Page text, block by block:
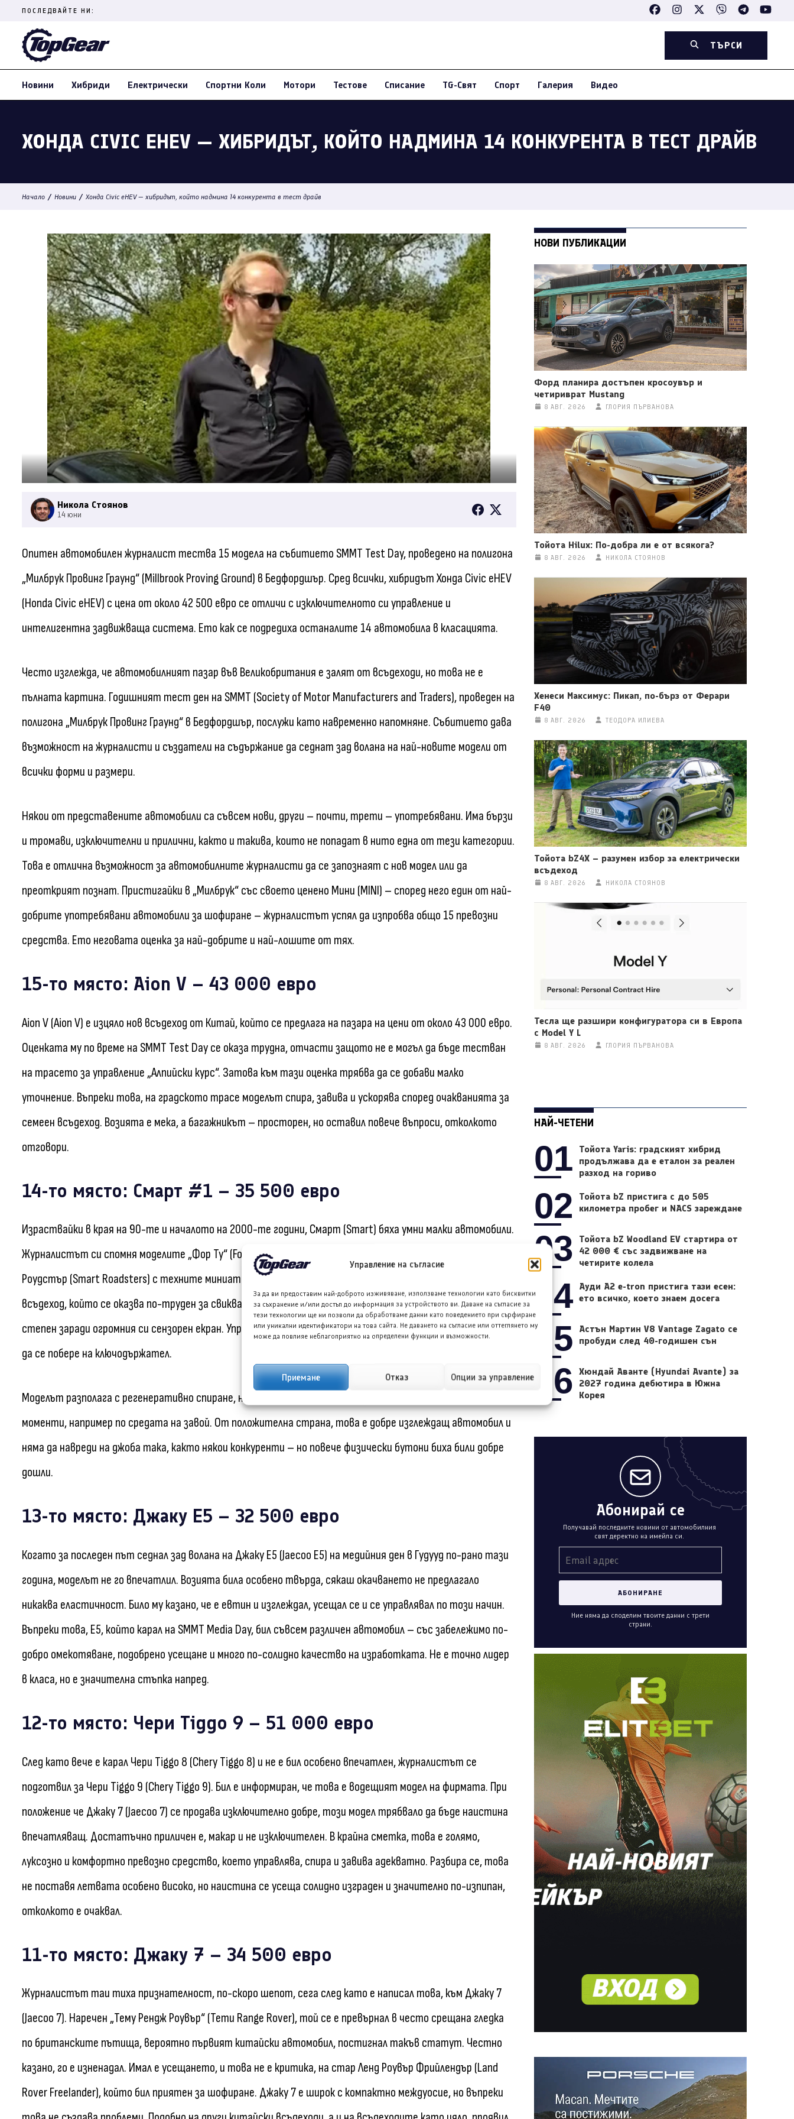
Управление на съгласие
За да ви предоставим най-доброто изживяване, използваме технологии като бисквитки
за съхранение и/или достъп до информация за устройството ви. Даване на съгласие за
тези технологии ще ни позволи да обработваме данни като поведението при сърфиране
или уникални идентификатори на това сайта. Не даването на съгласие или оттеглянето му
може да повлияе неблагоприятно на определени функции и възможности.
Приемане Отказ Опции за управление
content
(Press
ПОСЛЕДВАЙТЕ НИ:
ТЪРСИ
Новини Хибриди Електрически Спортни Коли Мотори Тестове Списание TG-Свят Спорт Галерия Видео
ХОНДА CIVIC EHEV — ХИБРИДЪТ, КОЙТО НАДМИНА 14 КОНКУРЕНТА В ТЕСТ ДРАЙВ
Начало / Новини / Хонда Civic eHEV — хибридът, който надмина 14 конкурента в тест драйв
Никола Стоянов
14 юни
Опитен автомобилен журналист тества 15 модела на събитието SMMT Test Day, проведено на полигона
„Милбрук Провинг Граунд“ (Millbrook Proving Ground) в Бедфордшър. Сред всички, хибридът Хонда Civic eHEV
(Honda Civic eHEV) с цена от около 42 500 евро се отличи с изключителното си управление и
интелигентна задвижваща система. Ето как се подредиха останалите 14 автомобила в класацията.
Често изглежда, че автомобилният пазар във Великобритания е залят от всъдеходи, но това не е
пълната картина. Годишният тест ден на SMMT (Society of Motor Manufacturers and Traders), проведен на
полигона „Милбрук Провинг Граунд“ в Бедфордшър, послужи като навременно напомняне. Събитието дава
възможност на журналисти и създатели на съдържание да седнат зад волана на най-новите модели от
всички форми и размери.
Някои от представените автомобили са съвсем нови, други – почти, трети – употребявани. Има бързи
и тромави, изключителни и прилични, както и такива, които не попадат в нито една от тези категории.
Това е отлична възможност за автомобилните журналисти да се запознаят с нов модел или да
преоткрият познат. Пристигайки в „Милбрук“ със своето ценено Мини (MINI) – според него един от най-
добрите употребявани автомобили за шофиране – журналистът успял да изпробва общо 15 превозни
средства. Ето неговата оценка за най-добрите и най-лошите от тях.
15-то място: Аion V – 43 000 евро
Аion V (Aion V) е изцяло нов всъдеход от Китай, който се предлага на пазара на цени от около 43 000 евро.
Оценката му по време на SMMT Test Day се оказа трудна, отчасти защото не е могъл да бъде тестван
на трасето за управление „Алпийски курс“. Затова към тази оценка трябва да се добави малко
уточнение. Въпреки това, на градското трасе моделът спира, завива и ускорява според очакванията за
семеен всъдеход. Возията е мека, а багажникът – просторен, но оставил повече въпроси, отколкото
отговори.
14-то място: Смарт #1 – 35 500 евро
Израствайки в края на 90-те и началото на 2000-те години, Смарт (Smart) бяха умни малки автомобили.
Журналистът си спомня моделите „Фор Ту“ (Four Two) и „Фор Фор“ (Four Four), както и красивите Смарт
Роудстър (Smart Roadsters) с техните миниатюрни двигатели. Този модел #1 е компактен електрически
всъдеход, който се оказва по-труден за свикване от конкурентните малки всъдеходи – до голяма
степен заради огромния си сензорен екран. Управлението също не е толкова приятно, а ключът не може
да се побере на ключодържател.
Моделът разполага с регенеративно спиране, но то се включва и изключва в най-неподходящите
моменти, например по средата на завой. От положителна страна, това е добре изглеждащ автомобил и
няма да навреди на джоба така, както някои конкуренти – но повече физически бутони биха били добре
дошли.
13-то място: Джаку E5 – 32 500 евро
Когато за последен път седнал зад волана на Джаку E5 (Jaecoo E5) на медийния ден в Гудууд по-рано тази
година, моделът не го впечатлил. Возията била особено твърда, сякаш окачването не предлагало
никаква еластичност. Било му казано, че е евтин и изглеждал, усещал се и се управлявал по този начин.
Въпреки това, E5, който карал на SMMT Media Day, бил съвсем различен автомобил – със забележимо по-
добро омекотяване, подобрено усещане и много по-солидно качество на изработката. Не е точно лидер
в класа, но е значителна стъпка напред.
12-то място: Чери Tiggo 9 – 51 000 евро
След като вече е карал Чери Tiggo 8 (Chery Tiggo 8) и не е бил особено впечатлен, журналистът се
подготвил за Чери Tiggo 9 (Chery Tiggo 9). Бил е информиран, че това е водещият модел на фирмата. При
положение че Джаку 7 (Jaecoo 7) се продава изключително добре, този модел трябвало да бъде наистина
впечатляващ. Достатъчно приличен е, макар и не изключителен. В крайна сметка, това е голямо,
луксозно и комфортно превозно средство, което управлява, спира и завива адекватно. Разбира се, това
не поставя летвата особено високо, но наистина се усеща солидно изграден и значително по-изпипан,
отколкото е очаквал.
11-то място: Джаку 7 – 34 500 евро
Журналистът таи тиха признателност, по-скоро шепот, сега след като е написал това, към Джаку 7
(Jaecoo 7). Наречен „Тему Рендж Роувър“ (Temu Range Rover), той се е превърнал в често срещана гледка
по британските пътища, вероятно първият китайски автомобил, постигнал такъв статут. Честно
казано, го е изненадал. Имал е усещането, и това не е критика, на стар Ленд Роувър Фрийлендър (Land
Rover Freelander), който бил приятен за шофиране. Джаку 7 е широк с компактно междуосие, но въпреки
НОВИ ПУБЛИКАЦИИ
Форд планира достъпен кросоувър и
четириврат Mustang
8 АВГ. 2026 ГЛОРИЯ ПЪРВАНОВА
Тойота Hilux: По-добра ли е от всякога?
8 АВГ. 2026 НИКОЛА СТОЯНОВ
Хенеси Максимус: Пикап, по-бърз от Ферари
F40
8 АВГ. 2026 ТЕОДОРА ИЛИЕВА
Тойота bZ4X – разумен избор за електрически
всъдеход
8 АВГ. 2026 НИКОЛА СТОЯНОВ
Тесла ще разшири конфигуратора си в Европа
с Model Y L
8 АВГ. 2026 ГЛОРИЯ ПЪРВАНОВА
НАЙ-ЧЕТЕНИ
01
Тойота Yaris: градският хибрид
продължава да е еталон за реален
разход на гориво
02
Тойота bZ пристига с до 505
километра пробег и NACS зареждане
03
Тойота bZ Woodland EV стартира от
42 000 € със задвижване на
четирите колела
04 Ауди A2 e-tron пристига тази есен:
ето всичко, което знаем досега
05
Астън Мартин V8 Vantage Zagato се
пробуди след 40-годишен сън
06 Хюндай Аванте (Hyundai Avante) за
2027 година дебютира в Южна
Корея
Абонирай се
Получавай последните новини от автомобилния
свят деректно на имейла си.
Ние няма да споделим твоите данни с трети
страни.